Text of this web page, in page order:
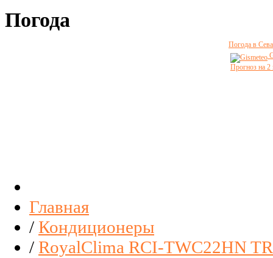
Погода
Погода в
Прогноз на 2
Главная
/ Кондиционеры
/ RoyalClima RCI-TWC22HN